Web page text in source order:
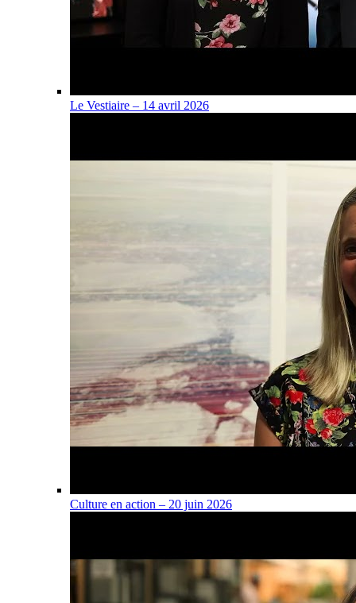
Le Vestiaire – 14 avril 2026
Culture en action – 20 juin 2026